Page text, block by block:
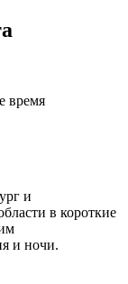
время
и
в короткие
и ночи.